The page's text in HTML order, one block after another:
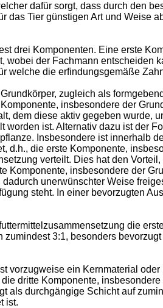
dafür sorgt, dass durch den
Tier günstigen Art und Weise
drei Komponenten. Eine erste
der Fachmann entscheiden
welche die erfindungsgemäße
zugleich als
insbesondere der
dem diese aktiv gegeben wurde,
ist. Alternativ dazu ist der
Insbesondere ist innerhalb
d.h., die erste Komponente,
verteilt. Dies hat den
Komponente, insbesondere der
unerwünschter Weise
steht. In einer bevorzugten
die
3:1, besonders
vorzugweise ein Kernmaterial
dritte Komponente,
durchgängige Schicht auf
ist.